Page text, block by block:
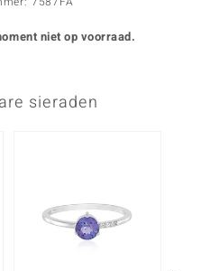
niet op voorraad.
sieraden